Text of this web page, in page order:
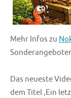
Mehr Infos zu
Das neueste
dem Titel ‚Ein